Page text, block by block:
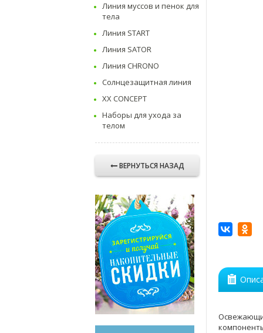
Линия муссов и пенок для
тела
Линия START
Линия SATOR
Линия CHRONO
Солнцезащитная линия
ХХ CONCEPT
Наборы для ухода за
телом
ВЕРНУТЬСЯ НАЗАД